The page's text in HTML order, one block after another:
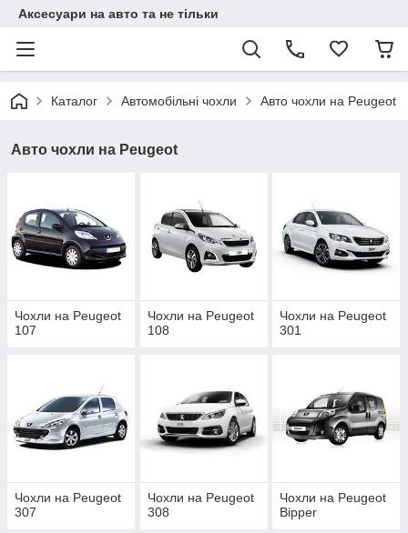
Аксесуари на авто та не тільки
Каталог Автомобільні чохли Авто чохли на Peugeot
Авто чохли на Peugeot
Чохли на Peugeot
107
Чохли на Peugeot
108
Чохли на Peugeot
301
Чохли на Peugeot
307
Чохли на Peugeot
308
Чохли на Peugeot
Bipper